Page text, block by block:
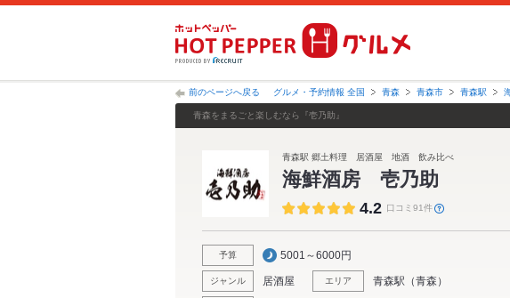
前のページへ戻る グルメ・予約情報 全国 青森 青森市 青森駅
青森をまるごと楽しむなら『壱乃助』
青森駅 郷土料理 居酒屋 地酒 飲み比べ
海鮮酒房 壱乃助
4.2 口コミ91件
予算 5001～6000円
ジャンル 居酒屋 エリア 青森駅 （青森 ）